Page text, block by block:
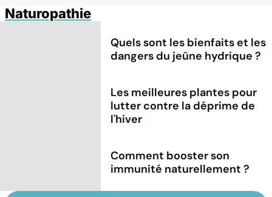
Naturopathie
Quels sont les bienfaits et les
dangers du jeûne hydrique ?
Les meilleures plantes pour
lutter contre la déprime de
l'hiver
Comment booster son
immunité naturellement ?